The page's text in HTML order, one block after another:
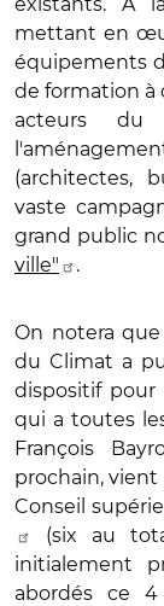
mettant en
équipements
de formation à
acteurs du
(architectes,
vaste
grand public
ville"
.
On notera
du Climat a
dispositif pour
qui a toutes
François
prochain,
Conseil
(six au
initialement
abordés ce